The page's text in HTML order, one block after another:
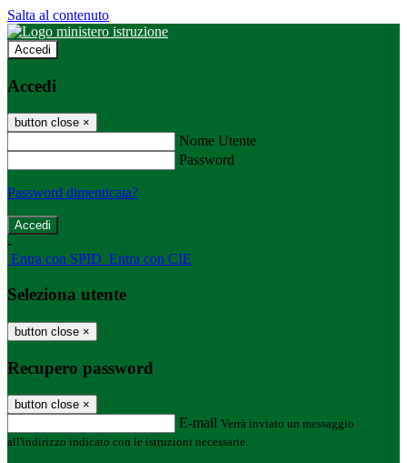
Salta al contenuto
Accedi
Accedi
button close ×
Nome Utente
Password
Password dimenticata?
-
Entra con SPID Entra con CIE
Seleziona utente
button close ×
Recupero password
button close ×
E-mail Verrà inviato un messaggio
all'indirizzo indicato con le istruzioni necessarie.